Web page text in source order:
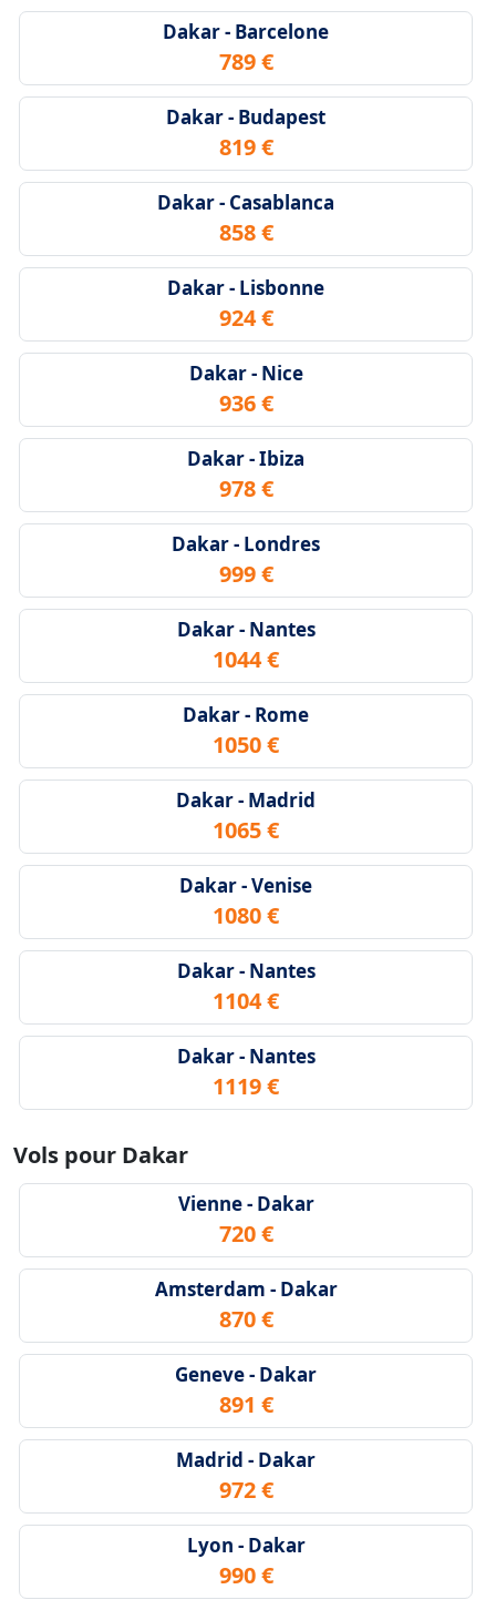
Dakar - Barcelone
789 €
Dakar - Budapest
819 €
Dakar - Casablanca
858 €
Dakar - Lisbonne
924 €
Dakar - Nice
936 €
Dakar - Ibiza
978 €
Dakar - Londres
999 €
Dakar - Nantes
1044 €
Dakar - Rome
1050 €
Dakar - Madrid
1065 €
Dakar - Venise
1080 €
Dakar - Nantes
1104 €
Dakar - Nantes
1119 €
Vols pour Dakar
Vienne - Dakar
720 €
Amsterdam - Dakar
870 €
Geneve - Dakar
891 €
Madrid - Dakar
972 €
Lyon - Dakar
990 €